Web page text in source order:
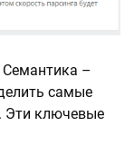
–
самые
Эти ключевые